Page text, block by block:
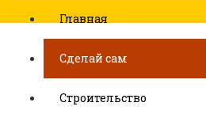
Главная
Сделай сам
Строительство